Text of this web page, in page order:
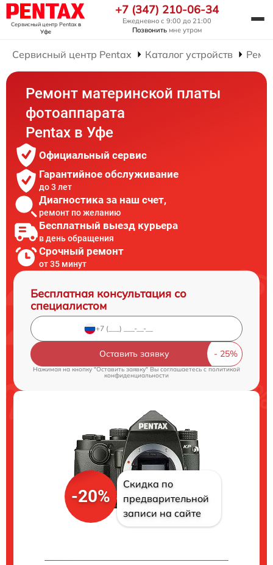
Сервисный центр Pentaxв
Уфе
+7 (347) 210-06-34
Ежедневно с 9:00 до 21:00
Позвонить мне утром
Сервисный центр Pentax Каталог устройств
Ремонт материнской платы
фотоаппарата
Pentax в Уфе
Официальный сервис
Гарантийное обслуживание
до 3 лет
Диагностика за наш счет,
ремонт по желанию
Бесплатный выезд курьера
в день обращения
Срочный ремонт
от 35 минут
Бесплатная консультация со
специалистом
Оставить заявку
Нажимая на кнопку "Оставить заявку" Вы соглашаетесь cполитикой
конфиденциальности
-20%
Скидка по
предварительной
записи на сайте